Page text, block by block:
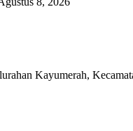
Kayumerah,